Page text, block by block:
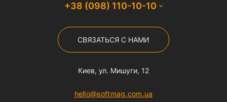
+38 (098) 110-10-10
СВЯЗАТЬСЯ С НАМИ
Киев, ул. Мишуги, 12
hello@softmag.com.ua